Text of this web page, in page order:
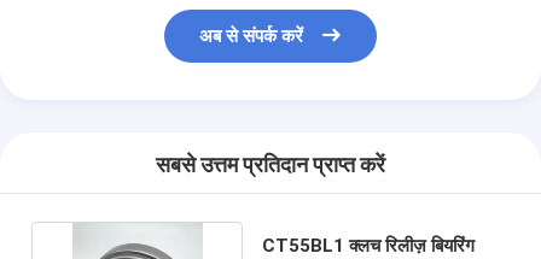
अब से संपर्क करें
सबसे उत्तम प्रतिदान प्राप्त करें
CT55BL1 क्लच रिलीज़ बियरिंग